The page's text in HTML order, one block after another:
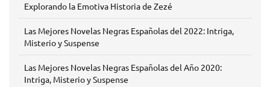
Explorando la Emotiva Historia de Zezé
Las Mejores Novelas Negras Españolas del 2022: Intriga,
Misterio y Suspense
Las Mejores Novelas Negras Españolas del Año 2020:
Intriga, Misterio y Suspense